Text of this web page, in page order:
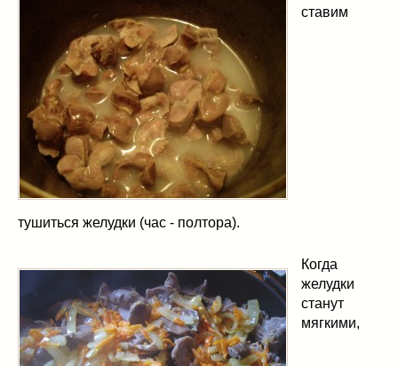
ставим
тушиться желудки (час - полтора).
Когда
желудки
станут
мягкими,